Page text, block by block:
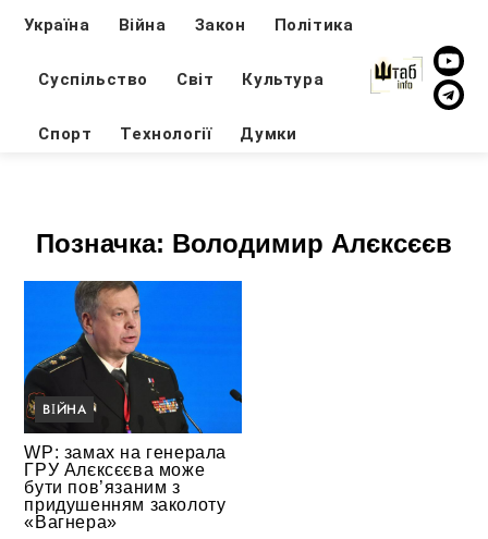
Україна Війна Закон Політика
Суспільство Світ Культура
Спорт Технології Думки
Позначка: Володимир Алєксєєв
ВІЙНА
WP: замах на генерала
ГРУ Алєксєєва може
бути пов’язаним з
придушенням заколоту
«Вагнера»